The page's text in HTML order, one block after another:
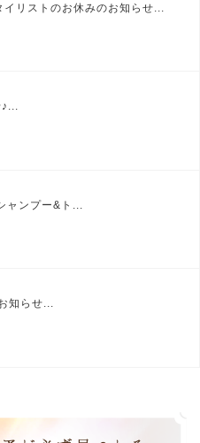
リストのお休みのお知らせ...
♪...
ンプー&ト...
知らせ...